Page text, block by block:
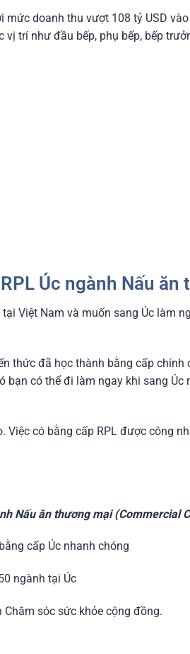
doanh thu vượt 108 tỷ USD
vị trí như đầu bếp, phụ bếp, bếp
Úc ngành Nấu ăn
Việt Nam và muốn sang Úc làm
thức đã học thành bằng cấp chính
bạn có thể đi làm ngay khi sang
có bằng cấp RPL được công
Nấu ăn thương mại (Commercial
cấp Úc nhanh chóng
ngành tại Úc
sóc sức khỏe cộng đồng.